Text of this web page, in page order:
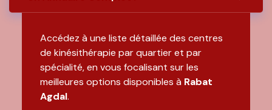
Accédez à une liste détaillée des centres
de kinésithérapie par quartier et par
spécialité, en vous focalisant sur les
meilleures options disponibles à Rabat
Agdal.